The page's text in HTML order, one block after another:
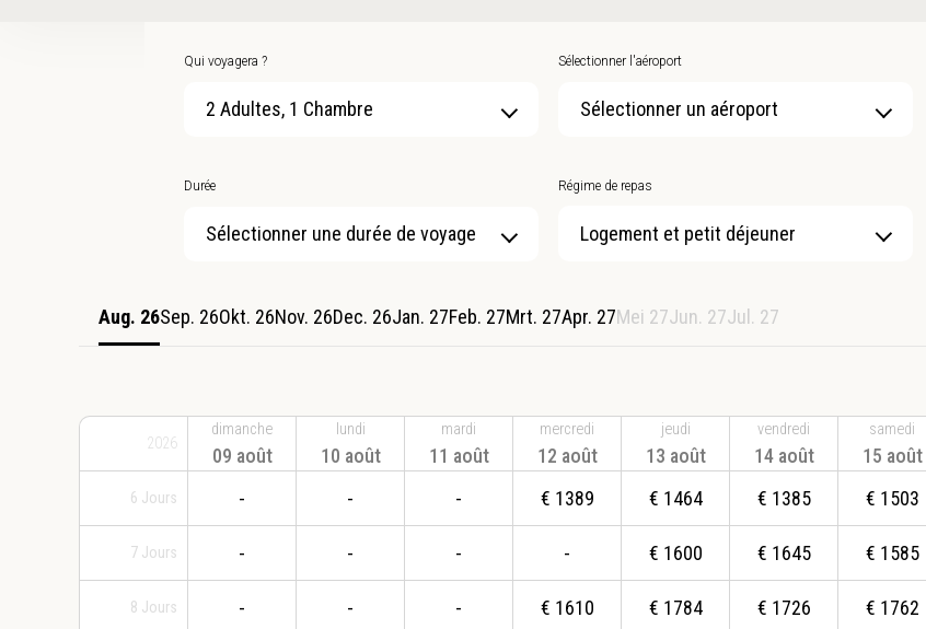
Qui voyagera ?
2 Adultes, 1 Chambre
Sélectionner l'aéroport
Sélectionner un aéroport
Durée
Sélectionner une durée de voyage
Régime de repas
Aug. 26Sep. 26Okt. 26Nov. 26Dec. 26Jan. 27Feb. 27Mrt. 27Apr. 27Mei 27Jun. 27Jul. 27
2026
6 Jours
7 Jours
8 Jours
dimanche
09 août
-
-
-
lundi
10 août
-
-
-
mardi
11 août
-
-
-
mercredi
12 août
€ 1389
-
€ 1610
jeudi
13 août
€ 1464
€ 1600
€ 1784
vendredi
14 août
€ 1385
€ 1645
€ 1726
samedi
15 août
€ 1503
€ 1585
€ 1762